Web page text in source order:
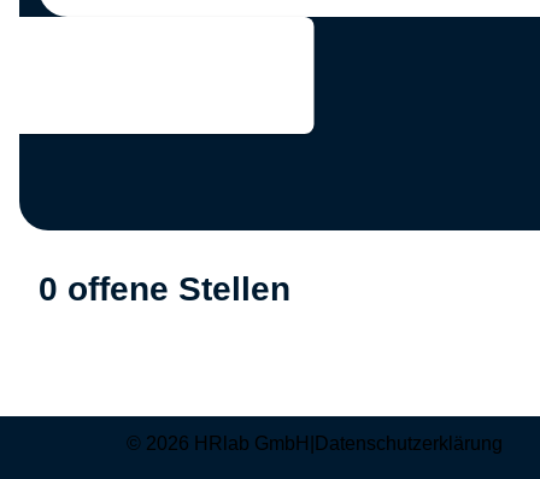
0 offene Stellen
© 2026 HRlab GmbH Datenschutzerklärung